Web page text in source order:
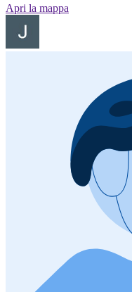
Apri la mappa